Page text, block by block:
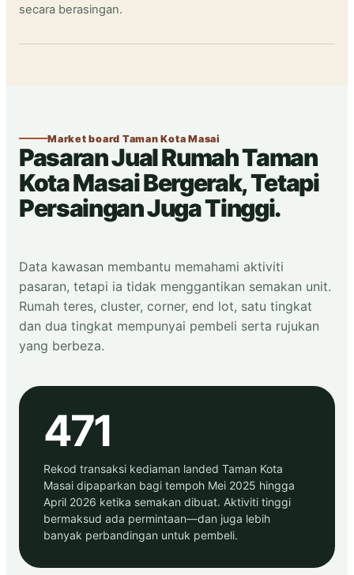
secara berasingan.
Market board Taman Kota Masai
Pasaran Jual Rumah Taman
Kota Masai Bergerak, Tetapi
Persaingan Juga Tinggi.
Data kawasan membantu memahami aktiviti
pasaran, tetapi ia tidak menggantikan semakan unit.
Rumah teres, cluster, corner, end lot, satu tingkat
dan dua tingkat mempunyai pembeli serta rujukan
yang berbeza.
471
Rekod transaksi kediaman landed Taman Kota
Masai dipaparkan bagi tempoh Mei 2025 hingga
April 2026 ketika semakan dibuat. Aktiviti tinggi
bermaksud ada permintaan—dan juga lebih
banyak perbandingan untuk pembeli.